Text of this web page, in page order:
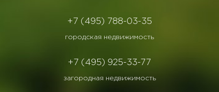
+7 (495) 788-03-35
городская недвижимость
+7 (495) 925-33-77
загородная недвижимость